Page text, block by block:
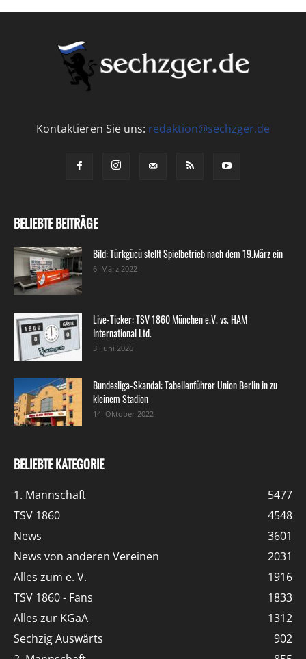
Kontaktieren Sie uns: redaktion@sechzger.de
BELIEBTE BEITRÄGE
Bild: Türkgücü stellt Spielbetrieb nach dem 19.März ein
6. März 2022
Live-Ticker: TSV 1860 München e.V. vs. HAM
International Ltd.
3. Juni 2026
Bundesliga-Skandal: Tabellenführer Union Berlin in zu
kleinem Stadion
14. Oktober 2022
BELIEBTE KATEGORIE
1. Mannschaft
5477
TSV 1860
4548
News
3601
News von anderen Vereinen
2031
Alles zum e. V.
1916
TSV 1860 - Fans
1833
Alles zur KGaA
1312
Sechzig Auswärts
902